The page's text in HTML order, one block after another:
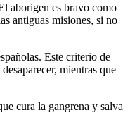
aborigen es bravo como
antiguas misiones, si no
Este criterio de
mientras que
cura la gangrena y salva